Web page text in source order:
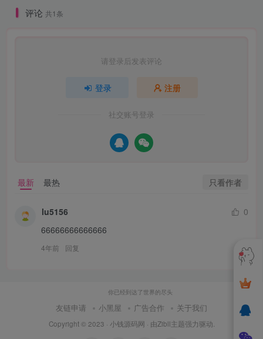
评论 共1条
请登录后发表评论
登录 注册
社交账号登录
最新 最热 只看作者
lu5156
0
66666666666666
4年前 回复
你已经到达了世界的尽头
友链申请 小黑屋 广告合作 关于我们
Copyright © 2023 · 小钱源码网 · 由Zibll主题强力驱动.